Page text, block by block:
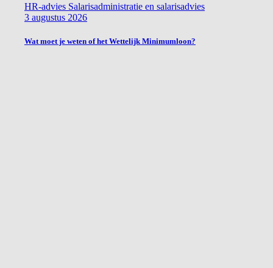
HR-advies Salarisadministratie en salarisadvies
3 augustus 2026
Wat moet je weten of het Wettelijk Minimumloon?